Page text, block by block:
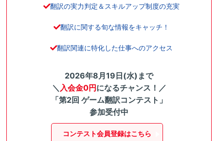
翻訳の実力判定＆スキルアップ制度の充実
翻訳に関する旬な情報をキャッチ！
翻訳関連に特化した仕事へのアクセス
2026年8月19日(水)まで
＼ 入会金0円になるチャンス！／
「第2回 ゲーム翻訳コンテスト」
参加受付中
コンテスト会員登録はこちら